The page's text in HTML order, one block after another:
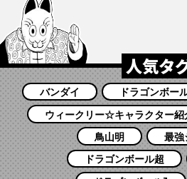
人気タ
バンダイ
ドラゴンボー
ウィークリー☆キャラクター紹
鳥山明
最強
ドラゴンボール超